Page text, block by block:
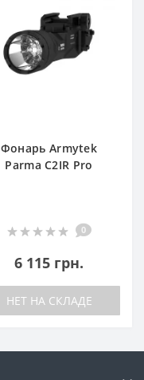
Фонарь Armytek
Parma C2IR Pro
0
6 115 грн.
НЕТ НА СКЛАДЕ